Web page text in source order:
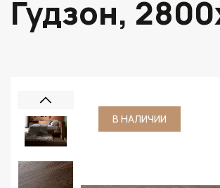
Гудзон,
В НАЛИЧИИ